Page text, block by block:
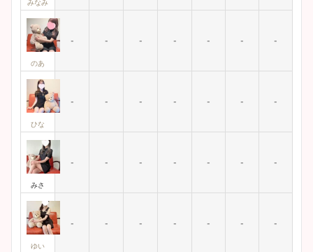
みなみ
のあ
- - - - - - -
ひな
- - - - - - -
みさ
- - - - - - -
ゆい
- - - - - - -